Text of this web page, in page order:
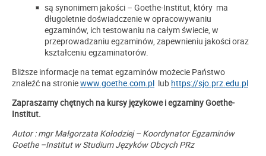
są synonimem jakości – Goethe-Institut, który ma
długoletnie doświadczenie w opracowywaniu
egzaminów, ich testowaniu na całym świecie, w
przeprowadzaniu egzaminów, zapewnieniu jakości oraz
kształceniu egzaminatorów.
Bliższe informacje na temat egzaminów możecie Państwo
znaleźć na stroniewww.goethe.com.pl lub https://sjo.prz.edu.pl
Zapraszamy chętnych na kursy językowe i egzaminy Goethe-
Institut.
Autor : mgr Małgorzata Kołodziej – Koordynator Egzaminów
Goethe –Institut w Studium Języków Obcych PRz